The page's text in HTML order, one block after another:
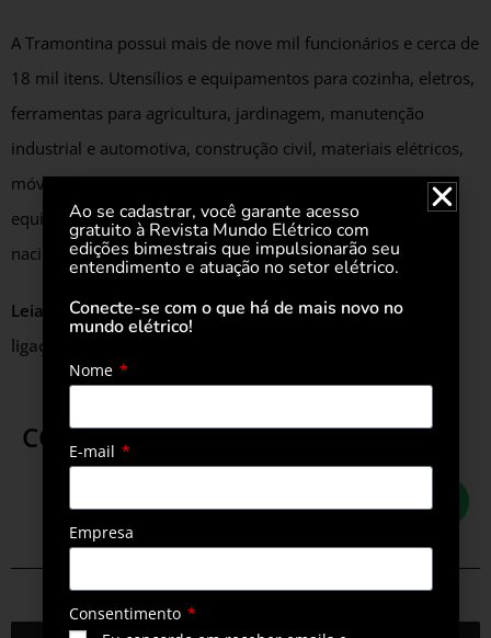
A Tramontina possui mais de nove mil funcionários e cerca de
18 mil itens. Utensílios e equipamentos para cozinha, eletros,
ferramentas para agricultura, jardinagem, manutenção
industrial e automotiva, construção civil, materiais elétricos,
móveis de madeira ou de plástico, além da ampla linha de
equipamentos dirigíveis são fabricados para o mercado
nacional e exportados para mais de 120 países.
Leia tambémTramontina amplia portfólio com caixa de
ligação sem pintura
COMPARTILHE ESTA POSTAGEM
Ao se cadastrar, você garante acesso
gratuito à Revista Mundo Elétrico com
edições bimestrais que impulsionarão seu
entendimento e atuação no setor elétrico.
Conecte-se com o que há de mais novo no
mundo elétrico!
Nome
E-mail
Empresa
Consentimento